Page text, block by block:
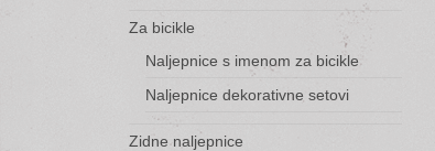
Za bicikle
Naljepnice s imenom za bicikle
Naljepnice dekorativne setovi
Zidne naljepnice